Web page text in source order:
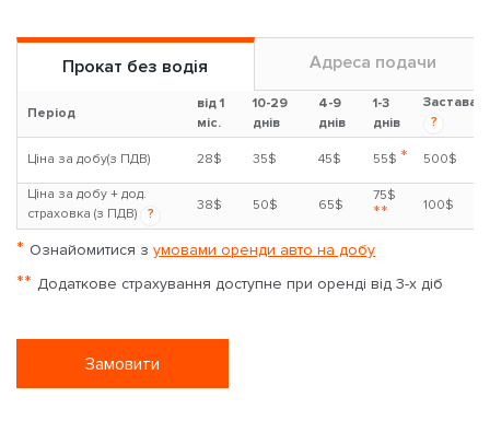
Прокат без водія Адреса подачи
Період
від 1
міс.
10-29
днів
4-9
днів
1-3
днів
Застава
?
Ціна за добу(з ПДВ) 28$ 35$ 45$ 55$ * 500$
Ціна за добу + дод.
страховка (з ПДВ)
?
38$ 50$ 65$
75$
** 100$
* Ознайомитися з умовами оренди авто на добу
** Додаткове страхування доступне при оренді від 3-х діб
Замовити